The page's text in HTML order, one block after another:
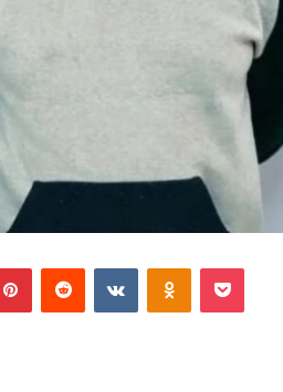
PinterestReddit VKontakteOdnoklassniki
Pocket